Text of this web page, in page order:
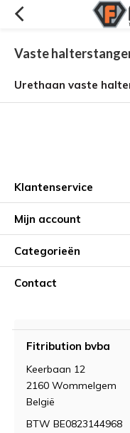
Vaste
Urethaan vaste
Klantenservice
Mijn account
Categorieën
Contact
Fitribution bvba
Keerbaan 12
2160 Wommelgem
België
BTW BE0823144968